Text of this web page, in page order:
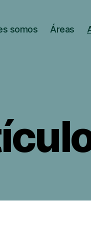
somos Áreas